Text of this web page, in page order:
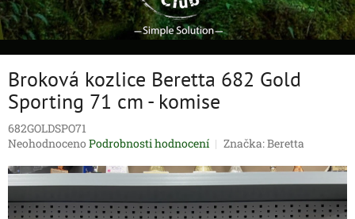
Broková kozlice Beretta 682 Gold
Sporting 71 cm - komise
682GOLDSPO71
Průměrné
produktu
je
0,0
Neohodnoceno Podrobnosti hodnocení Značka:Beretta